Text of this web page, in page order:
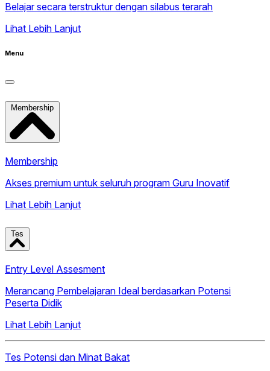
Belajar secara terstruktur dengan silabus terarah
Lihat Lebih Lanjut
Menu
Membership
Membership
Akses premium untuk seluruh program Guru Inovatif
Lihat Lebih Lanjut
Tes
Entry Level Assesment
Merancang Pembelajaran Ideal berdasarkan Potensi
Peserta Didik
Lihat Lebih Lanjut
Tes Potensi dan Minat Bakat